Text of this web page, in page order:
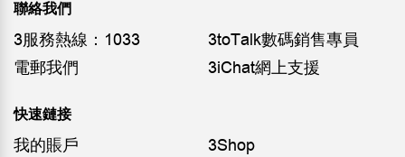
聯絡我們
3服務熱線：1033
3toTalk數碼銷售專員
電郵我們
3iChat網上支援
快速鏈接
我的賬戶
3Shop